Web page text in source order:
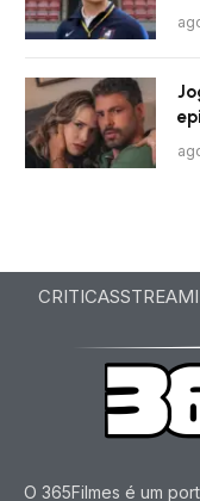
CRITICAS
O 365Filmes é um